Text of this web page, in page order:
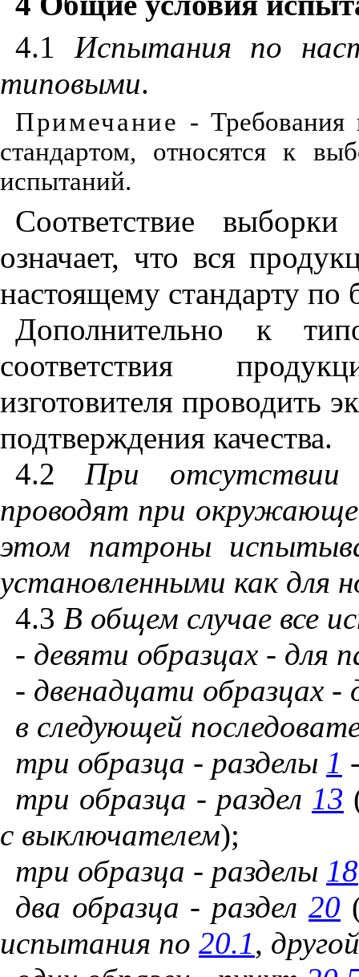
4.1 Испытания по
типовыми.
Примечание - Требования
стандартом, относятся к
испытаний.
Соответствие
означает, что вся
настоящему стандарту по
Дополнительно к
соответствия
изготовителя проводить
подтверждения качества.
4.2При
отсутствии
проводят при
этом патроны
установленными как для
4.3 В общем случае все
- девяти образцах- для
- двенадцати образцах-
в следующей
три образца - разделы 1
три образца - раздел 13
с выключателем);
три образца - разделы 18
два образца - раздел 20
испытания по 20.1, другой